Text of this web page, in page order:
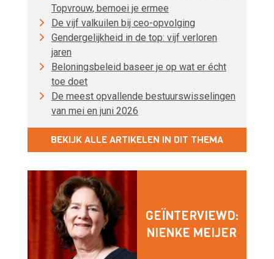
Topvrouw, bemoei je ermee
De vijf valkuilen bij ceo-opvolging
Gendergelijkheid in de top: vijf verloren
jaren
Beloningsbeleid baseer je op wat er écht
toe doet
De meest opvallende bestuurswisselingen
van mei en juni 2026
BEKIJK ALLE ARTIKELEN IN DIT THEMA
GEÏNTERVIEWD:
NIENKE MEIJER